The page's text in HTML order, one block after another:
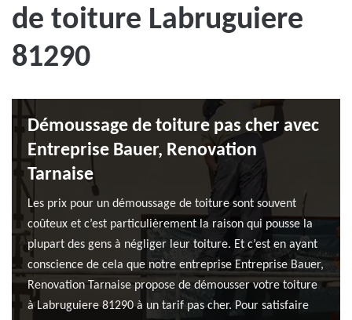
de toiture Labruguiere
81290
Démoussage de toiture pas cher avec
Entreprise Bauer, Renovation
Tarnaise
Les prix pour un démoussage de toiture sont souvent
coûteux et c’est particulièrement la raison qui pousse la
plupart des gens à négliger leur toiture. Et c’est en ayant
conscience de cela que notre entreprise Entreprise Bauer,
Renovation Tarnaise propose de démousser votre toiture
à Labruguiere 81290 à un tarif pas cher. Pour satisfaire